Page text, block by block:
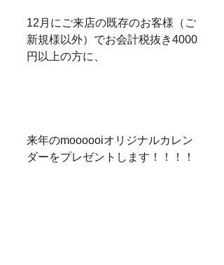
12月にご来店の既存のお客様（ご
新規様以外）でお会計税抜き4000
円以上の方に、
来年のmoooooiオリジナルカレン
ダーをプレゼントします！！！！